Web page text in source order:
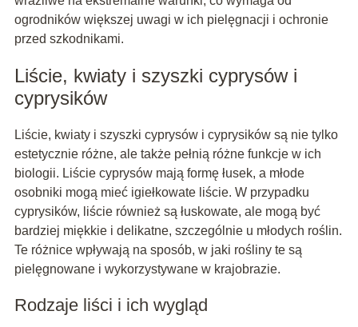
ogrodników większej uwagi w ich pielęgnacji i ochronie
przed szkodnikami.
Liście, kwiaty i szyszki cyprysów i
cyprysików
Liście, kwiaty i szyszki cyprysów i cyprysików są nie tylko
estetycznie różne, ale także pełnią różne funkcje w ich
biologii. Liście cyprysów mają formę łusek, a młode
osobniki mogą mieć igiełkowate liście. W przypadku
cyprysików, liście również są łuskowate, ale mogą być
bardziej miękkie i delikatne, szczególnie u młodych roślin.
Te różnice wpływają na sposób, w jaki rośliny te są
pielęgnowane i wykorzystywane w krajobrazie.
Rodzaje liści i ich wygląd